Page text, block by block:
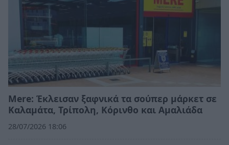
Mere: Έκλεισαν ξαφνικά τα σούπερ μάρκετ σε
Καλαμάτα, Τρίπολη, Κόρινθο και Αμαλιάδα
28/07/2026 18:06